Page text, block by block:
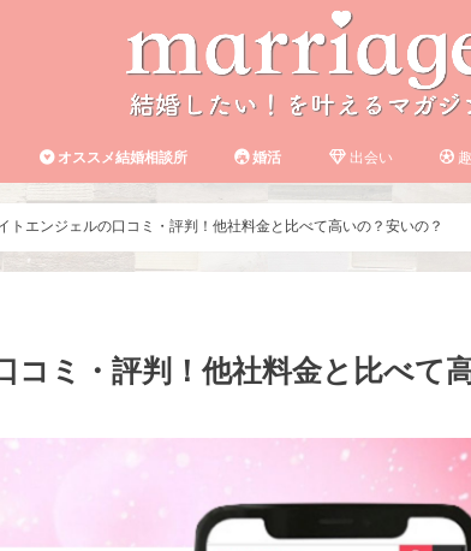
オススメ結婚相談所 婚活 出会い
トエンジェルの口コミ・評判！他社料金と比べて高いの？安いの？
コミ・評判！他社料金と比べて